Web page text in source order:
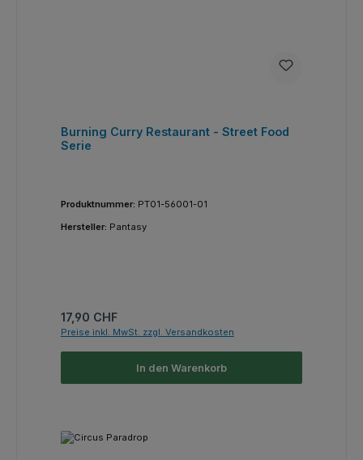
Burning Curry Restaurant - Street Food
Serie
Produktnummer: PT01-56001-01
Hersteller: Pantasy
Regulärer Preis:
17,90 CHF
Preise inkl. MwSt. zzgl. Versandkosten
In den Warenkorb